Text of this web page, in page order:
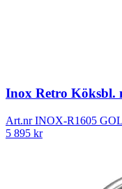
Inox Retro Köksbl.
Art.nrINOX-R1605
5 895 kr